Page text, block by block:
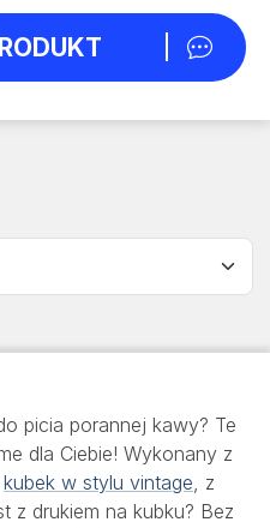
picia porannej kawy? Te
dla Ciebie! Wykonany z
kubek w stylu vintage , z
z drukiem na kubku? Bez